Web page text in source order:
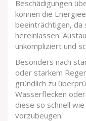
Beschädigungen
können die
beeinträchtigen, da
hereinlassen.
unkompliziert und
Besonders nach
oder starkem
gründlich zu
Wasserflecken
diese so schnell
vorzubeugen.